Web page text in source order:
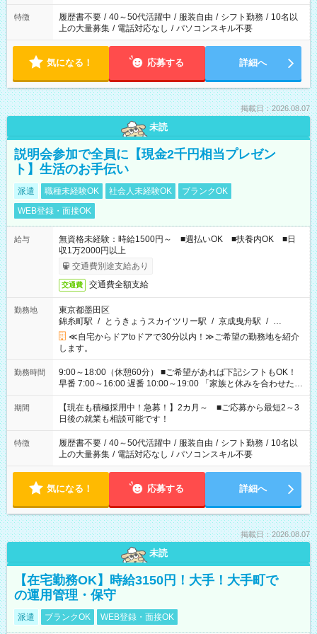
と、もう1つのお仕事の勤務時間。 合計で週40時間を超える場
合は応募できません。
特徴 履歴書不要 / 40～50代活躍中 / 服装自由 / シフト勤務 / 10名以
上の大量募集 / 電話対応なし / パソコンスキル不要
気になる！ 応募する 詳細へ
掲載日：2026.08.07
未読
説明会参加で全員に【現金2千円相当プレゼン
ト】生活のお手伝い
派遣 職種未経験OK 社会人未経験OK
ブランクOK
WEB登録・面接OK
給与
無資格未経験：時給1500円～ ■週払いOK ■扶養内OK ■日
収1万2000円以上
交通費別途支給あり
交通費 交通費全額支給
勤務地
東京都墨田区
錦糸町駅 / とうきょうスカイツリー駅 / 京成曳舟駅 / …
≪自宅からドアtoドアで30分以内！≫ご希望の勤務地を紹介
します。
勤務時間
9:00～18:00（休憩60分） ■ご希望があれば下記シフトもOK！
早番 7:00～16:00 遅番 10:00～19:00 「家族と休みを合わせた
い」 「余裕を持って夕飯の準備がしたい」 「できれば残業はし
たくない」 など、ご希望を教えてくださいね。 ※Wワーク希望
の方へ 今ご覧のお仕事で希望する勤務時間と、もう1つのお仕事
の勤務時間。 合計で週40時間を超える場合は応募できません。
期間
【現在も積極採用中！急募！】2カ月～ ■ご応募から最短2～3
日後の就業も相談可能です！
特徴 履歴書不要 / 40～50代活躍中 / 服装自由 / シフト勤務 / 10名以
上の大量募集 / 電話対応なし / パソコンスキル不要
気になる！ 応募する 詳細へ
掲載日：2026.08.07
未読
【在宅勤務OK】時給3150円！大手！大手町で
の運用管理・保守
派遣 ブランクOK WEB登録・面接OK